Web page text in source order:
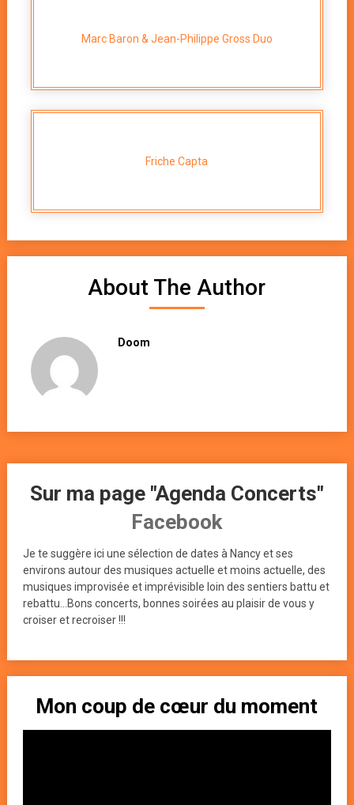
Marc Baron & Jean-Philippe Gross Duo
Friche Capta
About The Author
Doom
Sur ma page "Agenda Concerts"
Facebook
Je te suggère ici une sélection de dates à Nancy et ses
environs autour des musiques actuelle et moins actuelle, des
musiques improvisée et imprévisible loin des sentiers battu et
rebattu...Bons concerts, bonnes soirées au plaisir de vous y
croiser et recroiser !!!
Mon coup de cœur du moment